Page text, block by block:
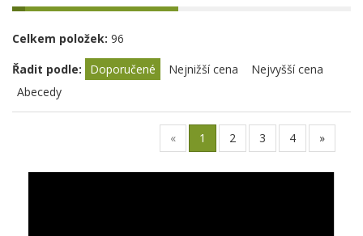
Celkem položek: 96
Řadit podle:
Doporučené Nejnižší cena
Nejvyšší cena
Abecedy
« 1 2 3 4 »